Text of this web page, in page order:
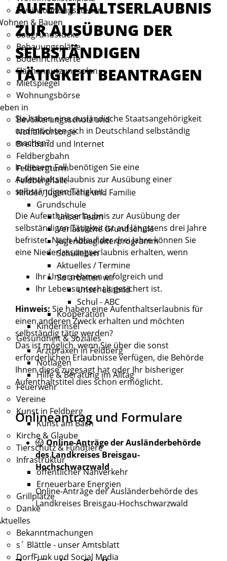
Zweitwohnungssteuer
& Bauen
Baugrundstücke
Bebauungspläne
Bodenrichtwerte
Flächennutzungsplan
Mietspiegel
Wohnungsbörse
in
Bevölkerungsschutz und
Notfallvorsorge
Breitband und Internet
Feldbergbahn
Feldbergturm
Feldberghalle
Kinder, Jugendliche und Familie
Grundschule
Unser Team
Verlässliche Grundschule
Jugendbegleiterprogramm
Schulleben
Aktuelles / Termine
So arbeiten wir
Unser Leitbild
Schul - ABC
Kooperation
Kinderinsel
Gesundheit & Soziales
Arztpraxen in Feldberg
Notlagen
Hilfe & Beratung im Alltag
Feuerwehr
Vereine
Kunst in Feldberg
Kunst am Bach
Kirche & Glaube
Tierschutz & Fundtiere
Infrastruktur
öffentlicher Nahverkehr
Erneuerbare Energien
Grillplätze
Danke
Bekanntmachungen
s´ Blättle - unser Amtsblatt
DorfFunk und Social Media
AUFENTHALTSERLAUBNIS
ZUR AUSÜBUNG DER
SELBSTÄNDIGEN
TÄTIGKEIT BEANTRAGEN
Sie haben eine ausländische Staatsangehörigkeit
und möchten sich in Deutschland selbständig
machen?
In diesem Fall benötigen Sie eine
Aufenthaltserlaubnis zur Ausübung einer
selbständigen Tätigkeit.
Die Aufenthaltserlaubnis zur Ausübung der
selbständigen Tätigkeit ist auf längstens drei Jahre
befristet. Nach Ablauf der drei Jahre können Sie
eine Niederlassungserlaubnis erhalten, wenn
Ihr Unternehmen erfolgreich und
Ihr Lebensunterhalt gesichert ist.
Hinweis: Sie haben eine Aufenthaltserlaubnis für
einen anderen Zweck erhalten und möchten
selbständig tätig werden?
Das ist möglich, wenn Sie über die sonst
erforderlichen Erlaubnisse verfügen, die Behörde
Ihnen diese zugesagt hat oder Ihr bisheriger
Aufenthaltstitel dies schon ermöglicht.
Onlineantrag und Formulare
Online-Anträge der Ausländerbehörde
des Landkreises Breisgau-
Hochschwarzwald
Online-Anträge der Ausländerbehörde des
Landkreises Breisgau-Hochschwarzwald